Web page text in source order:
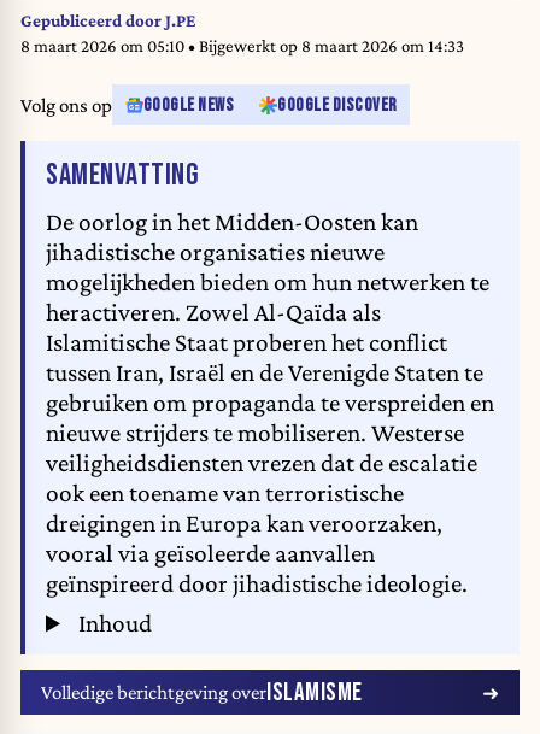
on the Gaza Strip, on July 28, 2014. Israeli shells struck a UN school in
Gaza early today, killing 16, as ground troops made a signficant push into
PHOTO/RAMI AL-SAYED
Gepubliceerd doorJ.PE
8 maart 2026 om 05:10• Bijgewerkt op 8 maart 2026 om 14:33
Volg ons op GOOGLE NEWS GOOGLE DISCOVER
SAMENVATTING
De oorlog in het Midden-Oosten kan
jihadistische organisaties nieuwe
mogelijkheden bieden om hun netwerken te
heractiveren. Zowel Al-Qaïda als
Islamitische Staat proberen het conflict
tussen Iran, Israël en de Verenigde Staten te
gebruiken om propaganda te verspreiden en
nieuwe strijders te mobiliseren. Westerse
veiligheidsdiensten vrezen dat de escalatie
ook een toename van terroristische
dreigingen in Europa kan veroorzaken,
vooral via geïsoleerde aanvallen
geïnspireerd door jihadistische ideologie.
Inhoud
Volledige berichtgeving overISLAMISME